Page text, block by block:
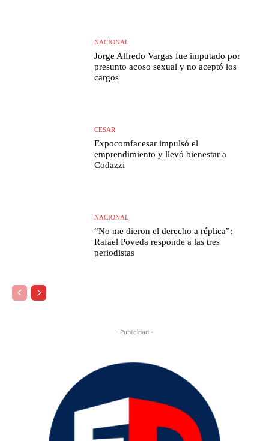
NACIONAL
Jorge Alfredo Vargas fue imputado por
presunto acoso sexual y no aceptó los
cargos
CESAR
Expocomfacesar impulsó el
emprendimiento y llevó bienestar a
Codazzi
NACIONAL
“No me dieron el derecho a réplica”:
Rafael Poveda responde a las tres
periodistas
- Publicidad -